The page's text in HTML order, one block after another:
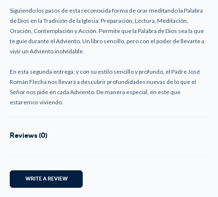
Siguiendo los pasos de esta reconocida forma de orar meditando la Palabra
de Dios en la Tradición de la Iglesia: Preparación, Lectura, Meditación,
Oración, Contemplación y Acción. Permite que la Palabra de Dios sea la que
te guíe durante el Adviento. Un libro sencillo, pero con el poder de llevarte a
vivir un Adviento inolvidable.
En esta segunda entrega, y con su estilo sencillo y profundo, el Padre José
Román Flecha nos llevará a descubrir profundidades nuevas de lo que el
Señor nos pide en cada Adviento. De manera especial, en este que
estaremos viviendo.
Reviews (0)
WRITE A REVIEW